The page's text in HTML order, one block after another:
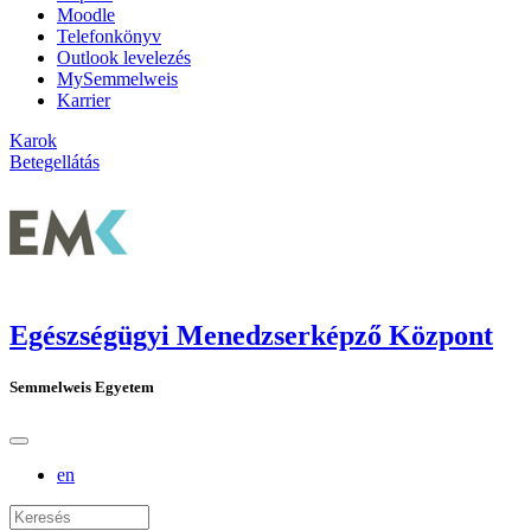
Moodle
Telefonkönyv
Outlook levelezés
MySemmelweis
Karrier
Karok
Betegellátás
Egészségügyi Menedzserképző Központ
Semmelweis Egyetem
en